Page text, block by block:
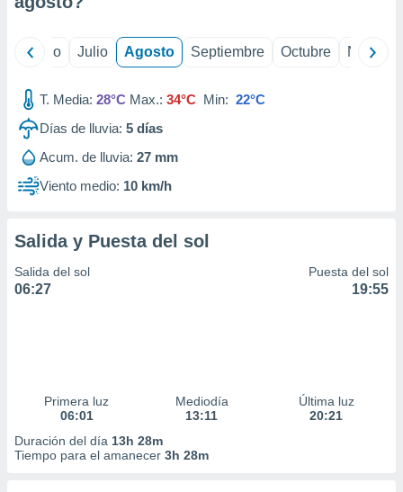
mediante
publicidad
publicidad
1199
Junio Julio Agosto Septiembre Octubre
T. Media: 28°C Max.: 34°C Min: 22°C
Días de lluvia: 5 días
Acum. de lluvia: 27 mm
Viento medio: 10 km/h
Salida y Puesta del sol
Salida del sol
06:27
Puesta del sol
19:55
Primera luz
06:01
Mediodía
13:11
Última luz
20:21
Duración del día 13h 28m
Tiempo para el amanecer 3h 28m